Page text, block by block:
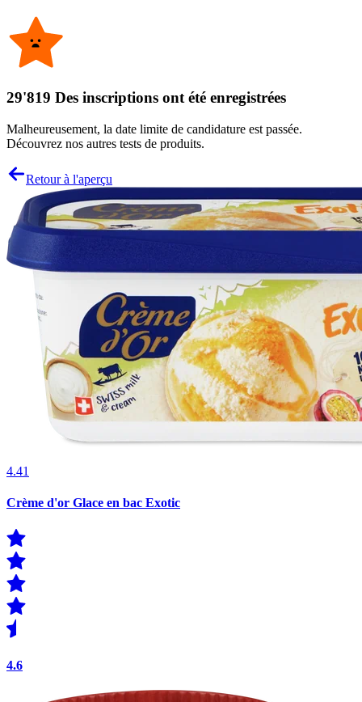
29'819 Des inscriptions ont été enregistrées
Malheureusement, la date limite de candidature est passée.
Découvrez nos autres tests de produits.
Retour à l'aperçu
4.41
Crème d'or Glace en bac Exotic
4.6